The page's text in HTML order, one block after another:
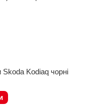
Kodiaq чорні